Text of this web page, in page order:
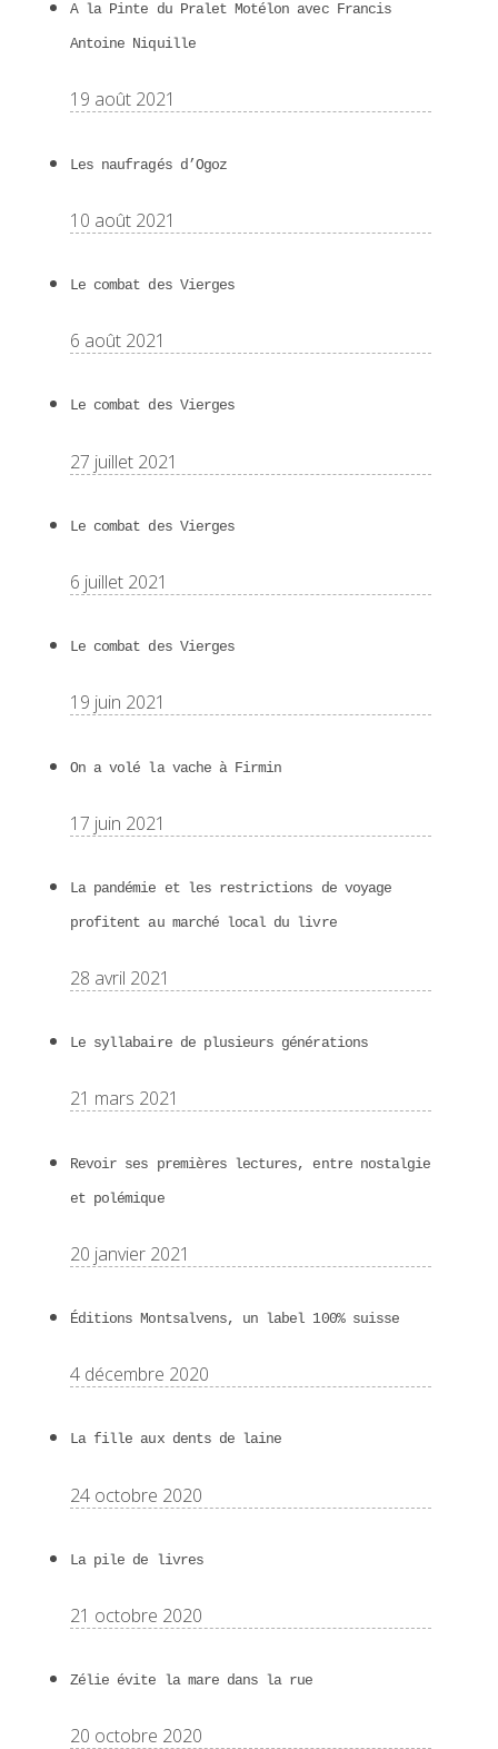
A la Pinte du Pralet Motélon avec Francis
Antoine Niquille
19 août 2021
Les naufragés d’Ogoz
10 août 2021
Le combat des Vierges
6 août 2021
Le combat des Vierges
27 juillet 2021
Le combat des Vierges
6 juillet 2021
Le combat des Vierges
19 juin 2021
On a volé la vache à Firmin
17 juin 2021
La pandémie et les restrictions de voyage
profitent au marché local du livre
28 avril 2021
Le syllabaire de plusieurs générations
21 mars 2021
Revoir ses premières lectures, entre nostalgie
et polémique
20 janvier 2021
Éditions Montsalvens, un label 100% suisse
4 décembre 2020
La fille aux dents de laine
24 octobre 2020
La pile de livres
21 octobre 2020
Zélie évite la mare dans la rue
20 octobre 2020